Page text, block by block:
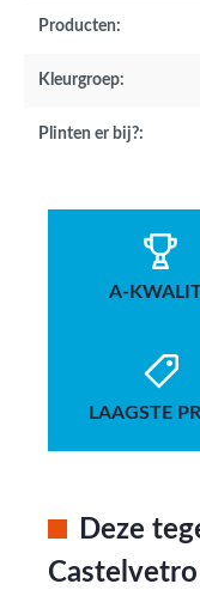
Producten:
Kleurgroep:
Plinten er bij?:
A-
LAAGSTE
Deze